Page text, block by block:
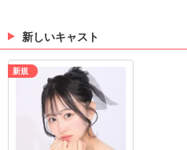
橋市#太田市#熊谷市
応募大歓迎
ードグループ #高崎市 #前橋市 #太田市 #熊谷市 #黒服
募集中 #ガール募集中 #入社祝金30万 #社会保険完備
＃寮完備 #県外応募大歓迎@user13758139937 TikTok
で記事を開くBIBI CLUB
ね！もお願いします❤
（08/15 21:00）
月読 キャスト大募集
金曜日 6000円 土曜
額時給保証中👋 ご応
#ガラードグループ #
スト募集中
月読 キャスト大募集！
000円 土曜日 7000円 今
応募お待ちしております🙇 #ガラードグループ #
バクラ #太田市 #キャスト募集中 @user13758139937
TikTokで記事を開くBIBI
（08/13 21:10）
新しいキャスト
新規